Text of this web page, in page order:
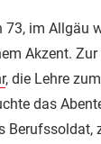
im Allgäu
Akzent. Zur
, die Lehre
das
Berufssoldat,